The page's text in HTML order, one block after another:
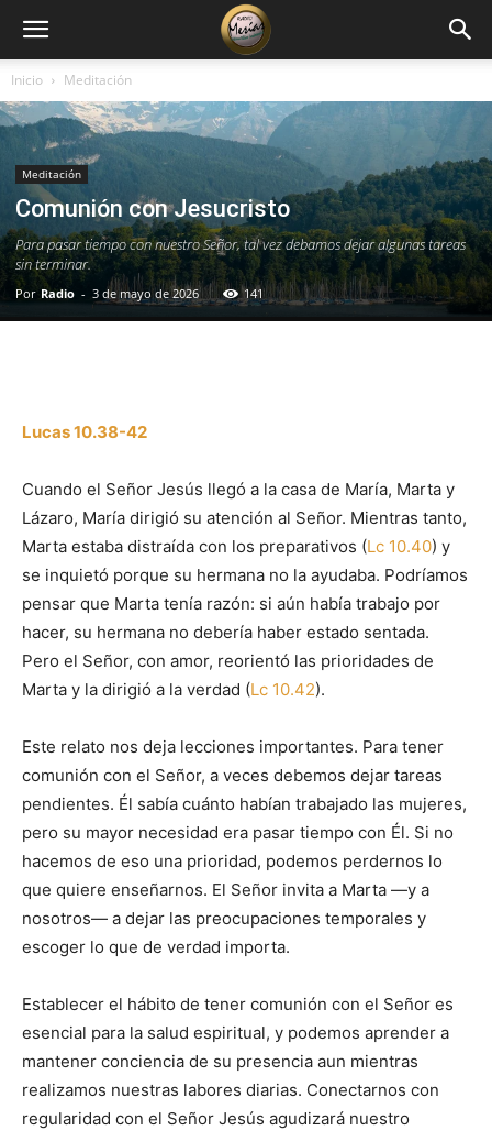
Inicio Meditación
Meditación
Comunión con Jesucristo
Para pasar tiempo con nuestro Señor, tal vez debamos dejar algunas tareas
sin terminar.
Por Radio - 3 de mayo de 2026 141
Lucas 10.38-42
Cuando el Señor Jesús llegó a la casa de María, Marta y
Lázaro, María dirigió su atención al Señor. Mientras tanto,
Marta estaba distraída con los preparativos (Lc 10.40) y
se inquietó porque su hermana no la ayudaba. Podríamos
pensar que Marta tenía razón: si aún había trabajo por
hacer, su hermana no debería haber estado sentada.
Pero el Señor, con amor, reorientó las prioridades de
Marta y la dirigió a la verdad (Lc 10.42).
Este relato nos deja lecciones importantes. Para tener
comunión con el Señor, a veces debemos dejar tareas
pendientes. Él sabía cuánto habían trabajado las mujeres,
pero su mayor necesidad era pasar tiempo con Él. Si no
hacemos de eso una prioridad, podemos perdernos lo
que quiere enseñarnos. El Señor invita a Marta —y a
nosotros— a dejar las preocupaciones temporales y
escoger lo que de verdad importa.
Establecer el hábito de tener comunión con el Señor es
esencial para la salud espiritual, y podemos aprender a
mantener conciencia de su presencia aun mientras
realizamos nuestras labores diarias. Conectarnos con
regularidad con el Señor Jesús agudizará nuestro